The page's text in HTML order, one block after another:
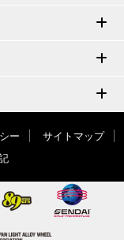
ー
サイトマップ